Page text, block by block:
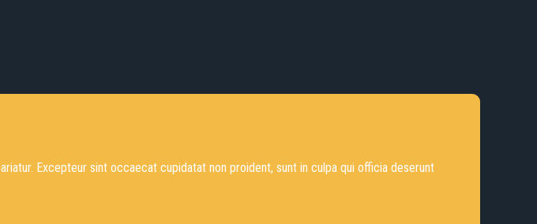
Excepteur sint occaecat cupidatat non proident, sunt in culpa qui officia deserunt